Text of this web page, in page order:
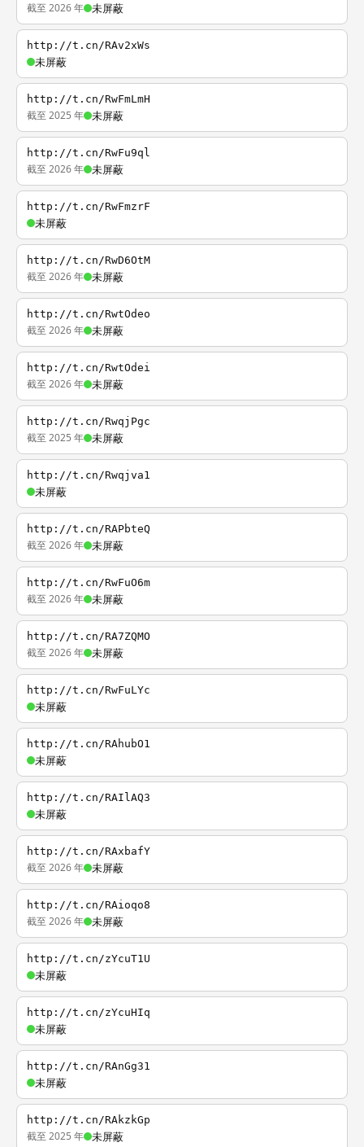
截至 2026 年 未屏蔽
http://t.cn/RAv2xWs
未屏蔽
http://t.cn/RwFmLmH
截至 2025 年 未屏蔽
http://t.cn/RwFu9ql
截至 2026 年 未屏蔽
http://t.cn/RwFmzrF
未屏蔽
http://t.cn/RwD6OtM
截至 2026 年 未屏蔽
http://t.cn/RwtOdeo
截至 2026 年 未屏蔽
http://t.cn/RwtOdei
截至 2026 年 未屏蔽
http://t.cn/RwqjPgc
截至 2025 年 未屏蔽
http://t.cn/Rwqjva1
未屏蔽
http://t.cn/RAPbteQ
截至 2026 年 未屏蔽
http://t.cn/RwFuO6m
截至 2026 年 未屏蔽
http://t.cn/RA7ZQMO
截至 2026 年 未屏蔽
http://t.cn/RwFuLYc
未屏蔽
http://t.cn/RAhubO1
未屏蔽
http://t.cn/RAIlAQ3
未屏蔽
http://t.cn/RAxbafY
截至 2026 年 未屏蔽
http://t.cn/RAioqo8
截至 2026 年 未屏蔽
http://t.cn/zYcuT1U
未屏蔽
http://t.cn/zYcuHIq
未屏蔽
http://t.cn/RAnGg31
未屏蔽
http://t.cn/RAkzkGp
截至 2025 年 未屏蔽